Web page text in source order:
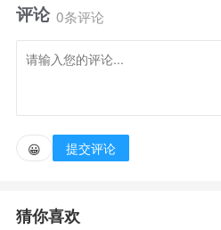
力，阻止最后一次野蛮对文明
族的历史。
腐败的生活。
王八之气更没有弱智光环道具
评论 0条评论
😀 提交评论
猜你喜欢